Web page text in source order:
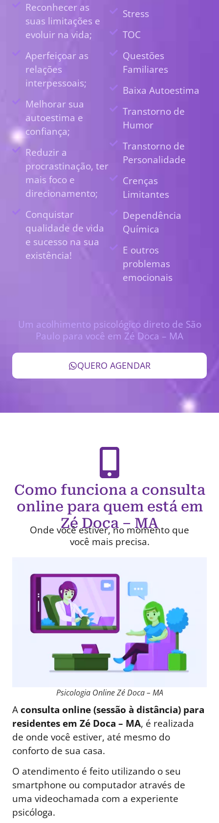
Reconhecer as
suas limitações e
evoluir na vida;
Aperfeiçoar as
relações
interpessoais;
Melhorar sua
autoestima e
confiança;
Reduzir a
procrastinação, ter
mais foco e
direcionamento;
Conquistar
qualidade de vida
e sucesso na sua
existência!
Stress
TOC
Questões
Familiares
Baixa Autoestima
Transtorno de
Humor
Transtorno de
Personalidade
Crenças
Limitantes
Dependência
Química
E outros
problemas
emocionais
Um acolhimento psicológico direto de São
Paulo para você em Zé Doca – MA
QUERO AGENDAR
Como funciona a consulta
online para quem está em
Zé Doca – MA
Onde você estiver, no momento que
você mais precisa.
Psicologia Online Zé Doca – MA
Aconsulta online (sessão à distância) para
residentes em Zé Doca – MA, é realizada
de onde você estiver, até mesmo do
conforto de sua casa.
O atendimento é feito utilizando o seu
smartphone ou computador através de
uma videochamada com a experiente
psicóloga.